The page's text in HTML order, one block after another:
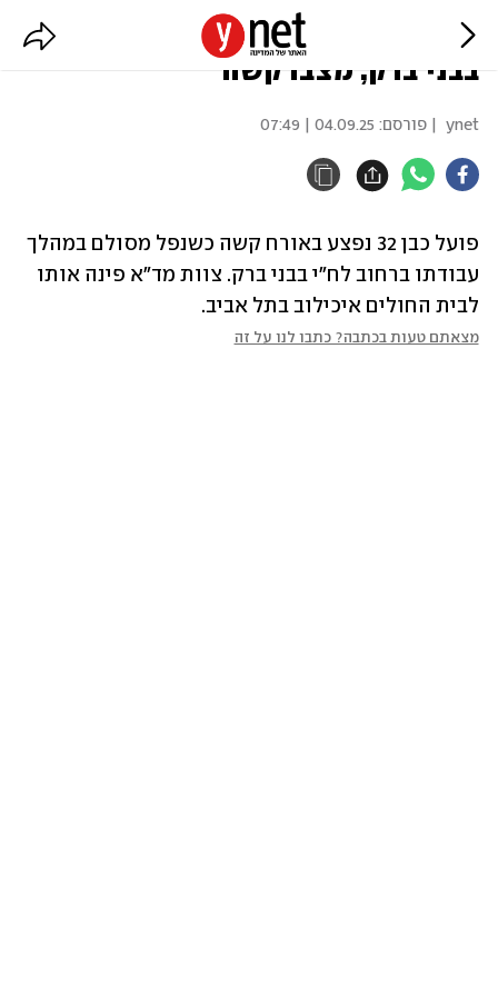
פועל נפל מסולם במהלך עבודתו
בבני ברק, מצבו קשה
ynet | פורסם: 04.09.25 | 07:49
לבית החולים איכילוב בתל אביב.
מצאתם טעות בכתבה? כתבו לנו על זה